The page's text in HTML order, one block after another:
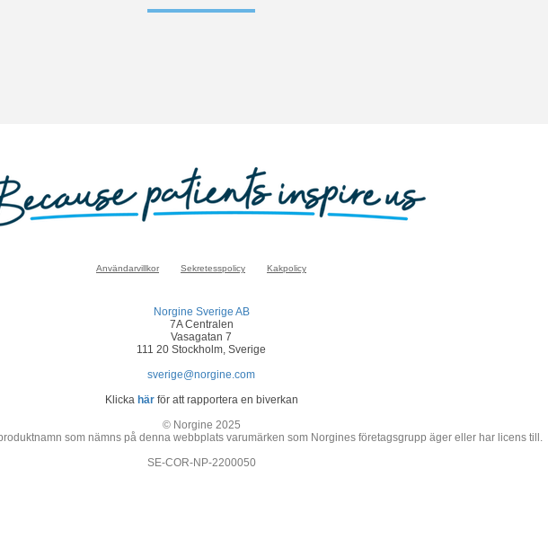
Användarvillkor Sekretesspolicy Kakpolicy
Norgine Sverige AB
7A Centralen
Vasagatan 7
111 20 Stockholm, Sverige
sverige@norgine.com
Klicka härför att rapportera en biverkan
© Norgine 2025
som nämns på denna webbplats varumärken som Norgines företagsgrupp äger eller har licens till.
SE-COR-NP-2200050